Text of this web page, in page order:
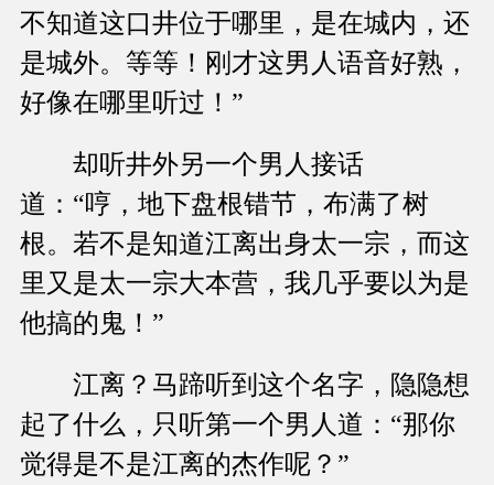
不知道这口井位于哪里，是在城内，还
是城外。等等！刚才这男人语音好熟，
好像在哪里听过！”
却听井外另一个男人接话
道：“哼，地下盘根错节，布满了树
根。若不是知道江离出身太一宗，而这
里又是太一宗大本营，我几乎要以为是
他搞的鬼！”
江离？马蹄听到这个名字，隐隐想
起了什么，只听第一个男人道：“那你
觉得是不是江离的杰作呢？”